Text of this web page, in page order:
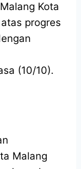
Kota
progres
(10/10).
Malang